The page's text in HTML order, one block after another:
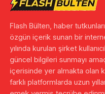
Flash Bülten, haber
özgün içerik sunan bir
yılında kurulan şirket
güncel bilgileri sunmayı
içerisinde yer almakta olan
farklı platformlarda uzun